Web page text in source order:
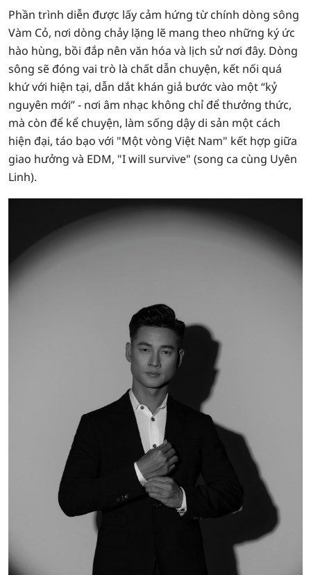
Phần trình diễn được lấy cảm hứng từ chính dòng sông
Vàm Cỏ, nơi dòng chảy lặng lẽ mang theo những ký ức
hào hùng, bồi đắp nên văn hóa và lịch sử nơi đây. Dòng
sông sẽ đóng vai trò là chất dẫn chuyện, kết nối quá
khứ với hiện tại, dẫn dắt khán giả bước vào một “kỷ
nguyên mới” - nơi âm nhạc không chỉ để thưởng thức,
mà còn để kể chuyện, làm sống dậy di sản một cách
hiện đại, táo bạo với "Một vòng Việt Nam" kết hợp giữa
giao hưởng và EDM, "I will survive" (song ca cùng Uyên
Linh).